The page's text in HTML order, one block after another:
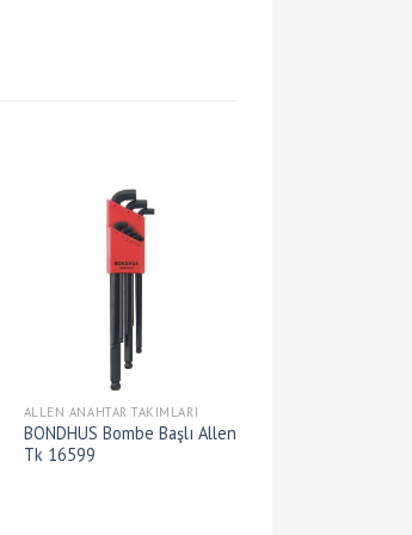
ALLEN ANAHTAR TAKIMLARI
BONDHUS Bombe Başlı Allen
Tk 16599